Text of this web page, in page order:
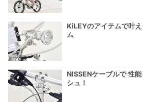
KiLEYのアイテムで叶
ム
NISSENケーブルで 性
シュ！